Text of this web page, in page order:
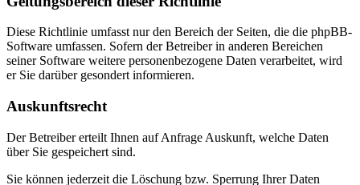
Diese Richtlinie umfasst nur den Bereich der Seiten, die die phpBB-
Software umfassen. Sofern der Betreiber in anderen Bereichen
seiner Software weitere personenbezogene Daten verarbeitet, wird
er Sie darüber gesondert informieren.
Auskunftsrecht
Der Betreiber erteilt Ihnen auf Anfrage Auskunft, welche Daten
über Sie gespeichert sind.
Sie können jederzeit die Löschung bzw. Sperrung Ihrer Daten